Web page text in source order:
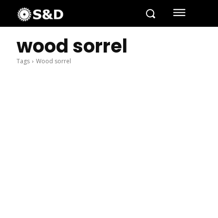
wood sorrel
Tags Wood sorrel